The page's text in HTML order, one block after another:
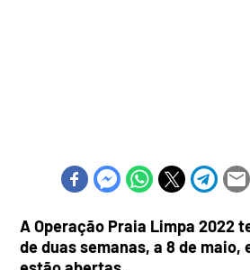
A Operação Praia Limpa 2022
de duas semanas, a 8 de maio,